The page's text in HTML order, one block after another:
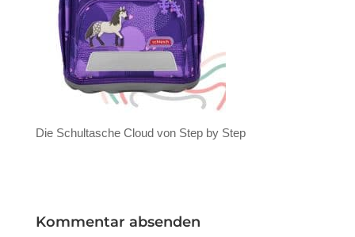
Die Schultasche Cloud von Step by Step
Kommentar absenden